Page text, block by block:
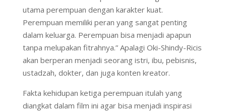
utama perempuan dengan karakter kuat.
Perempuan memiliki peran yang sangat penting
dalam keluarga. Perempuan bisa menjadi apapun
tanpa melupakan fitrahnya.” Apalagi Oki-Shindy-Ricis
akan berperan menjadi seorang istri, ibu, pebisnis,
ustadzah, dokter, dan juga konten kreator.
Fakta kehidupan ketiga perempuan itulah yang
diangkat dalam film ini agar bisa menjadi inspirasi